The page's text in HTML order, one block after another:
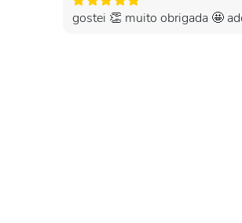
gostei 👏 muito obrigada 🤩